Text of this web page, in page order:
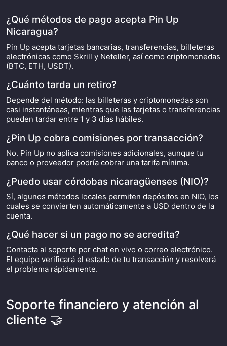
¿Qué métodos de pago acepta Pin Up
Nicaragua?
Pin Up acepta tarjetas bancarias, transferencias, billeteras
electrónicas como Skrill y Neteller, así como criptomonedas
(BTC, ETH, USDT).
¿Cuánto tarda un retiro?
Depende del método: las billeteras y criptomonedas son
casi instantáneas, mientras que las tarjetas o transferencias
pueden tardar entre 1 y 3 días hábiles.
¿Pin Up cobra comisiones por transacción?
No. Pin Up no aplica comisiones adicionales, aunque tu
banco o proveedor podría cobrar una tarifa mínima.
¿Puedo usar córdobas nicaragüenses (NIO)?
Sí, algunos métodos locales permiten depósitos en NIO, los
cuales se convierten automáticamente a USD dentro de la
cuenta.
¿Qué hacer si un pago no se acredita?
Contacta al soporte por chat en vivo o correo electrónico.
El equipo verificará el estado de tu transacción y resolverá
el problema rápidamente.
Soporte financiero y atención al
cliente 🤝